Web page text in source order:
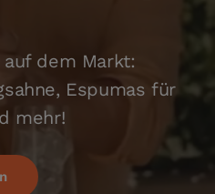
dem Markt:
Espumas für
mehr!